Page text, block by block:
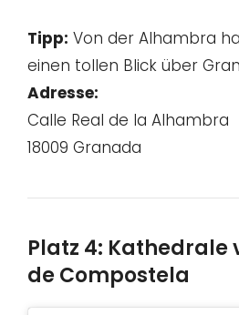
Tipp: Von der Alhambra
einen tollen Blick über
Adresse:
Calle Real de la Alhambra
18009 Granada
Platz 4: Kathedrale
de Compostela